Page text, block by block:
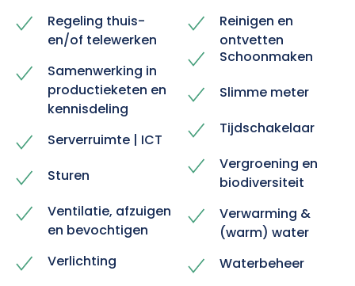
Regeling thuis-
en/of telewerken
Reinigen en
ontvetten
Samenwerking in
productieketen en
kennisdeling
Schoonmaken
Serverruimte | ICT
Slimme meter
Sturen
Tijdschakelaar
Ventilatie, afzuigen
en bevochtigen
Vergroening en
biodiversiteit
Verlichting
Verwarming &
(warm) water
Waterbeheer